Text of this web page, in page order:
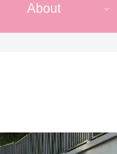
About